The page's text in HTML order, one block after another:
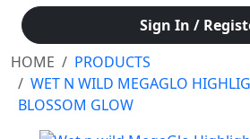
Sign In /
HOME
PRODUCTS
WET N WILD MEGAGLO
BLOSSOM GLOW